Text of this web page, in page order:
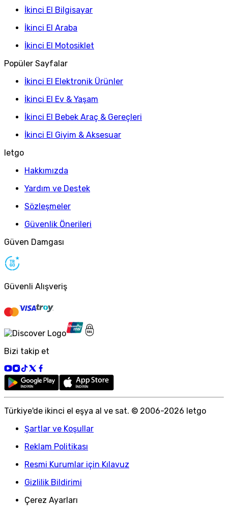
İkinci El Bilgisayar
İkinci El Araba
İkinci El Motosiklet
Popüler Sayfalar
İkinci El Elektronik Ürünler
İkinci El Ev & Yaşam
İkinci El Bebek Araç & Gereçleri
İkinci El Giyim & Aksesuar
letgo
Hakkımızda
Yardım ve Destek
Sözleşmeler
Güvenlik Önerileri
Güven Damgası
Güvenli Alışveriş
Bizi takip et
Türkiye'de ikinci el eşya al ve sat. © 2006-2026 letgo
Şartlar ve Koşullar
Reklam Politikası
Resmi Kurumlar için Kılavuz
Gizlilik Bildirimi
Çerez Ayarları